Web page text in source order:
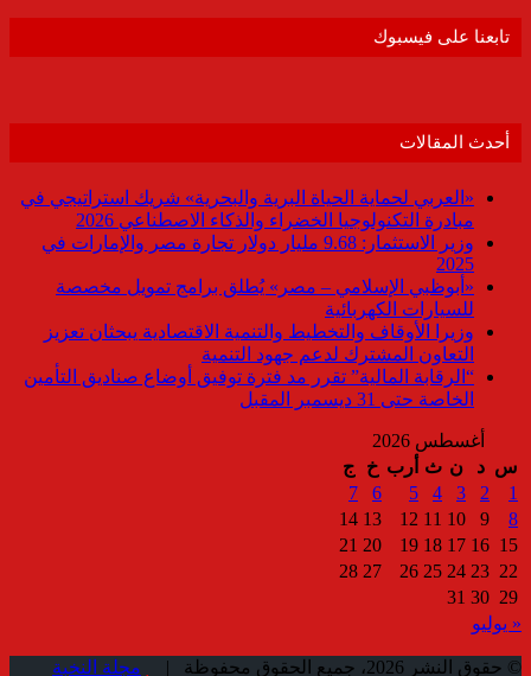
تابعنا على فيسبوك
أحدث المقالات
«العربي لحماية الحياة البرية والبحرية» شريك استراتيجي في
مبادرة التكنولوجيا الخضراء والذكاء الاصطناعي 2026
وزير الاستثمار: 9.68 مليار دولار تجارة مصر والإمارات في
2025
«أبوظبي الإسلامي – مصر» يُطلق برامج تمويل مخصصة
للسيارات الكهربائية
وزيرا الأوقاف والتخطيط والتنمية الاقتصادية يبحثان تعزيز
التعاون المشترك لدعم جهود التنمية
“الرقابة المالية” تقرر مد فترة توفيق أوضاع صناديق التأمين
الخاصة حتى 31 ديسمبر المقبل
أغسطس 2026
س د ن ث أرب خ
ج
1
2
3
4
5
6
7
8
9
10
11
12
13
14
15
16
17
18
19
20
21
22
23
24
25
26
27
28
29
30
31
« يوليو
© حقوق النشر 2026، جميع الحقوق محفوظة |
مجلة النخبة